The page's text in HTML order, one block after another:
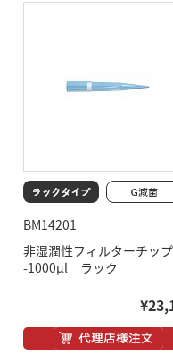
BM14201
非湿潤性フィルターチップ
-1000μl ラック